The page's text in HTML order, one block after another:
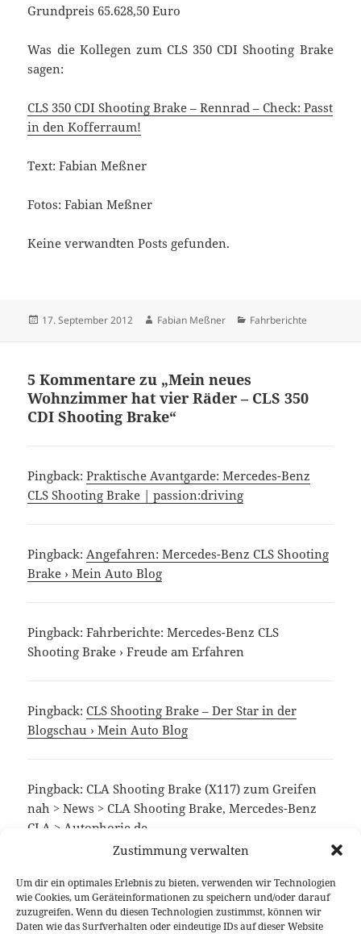
Zustimmung verwalten
Um dir ein optimales Erlebnis zu bieten, verwenden wir Technologien
wie Cookies, um Geräteinformationen zu speichern und/oder darauf
zuzugreifen. Wenn du diesen Technologien zustimmst, können wir
Daten wie das Surfverhalten oder eindeutige IDs auf dieser Website
Grundpreis 65.628,50 Euro
Was die Kollegen zum CLS 350 CDI Shooting Brake
sagen:
CLS 350 CDI Shooting Brake – Rennrad – Check: Passt
in den Kofferraum!
Text: Fabian Meßner
Fotos: Fabian Meßner
Keine verwandten Posts gefunden.
Veröffentlicht
17. September 2012 Autor
Fabian Meßner Kategorien
Fahrberichte
5 Kommentare zu „Mein neues
Wohnzimmer hat vier Räder – CLS 350
CDI Shooting Brake“
Pingback:Praktische Avantgarde: Mercedes-Benz
CLS Shooting Brake | passion:driving
Pingback: Angefahren: Mercedes-Benz CLS Shooting
Brake › Mein Auto Blog
Pingback: Fahrberichte: Mercedes-Benz CLS
Shooting Brake › Freude am Erfahren
Pingback:CLS Shooting Brake – Der Star in der
Blogschau › Mein Auto Blog
Pingback: CLA Shooting Brake (X117) zum Greifen
nah > News > CLA Shooting Brake, Mercedes-Benz
CLA > Autophorie.de
Die Kommentare sind geschlossen.